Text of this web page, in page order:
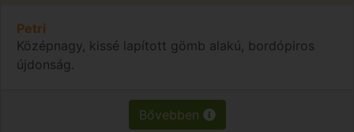
Petri
Középnagy, kissé lapított gömb alakú, bordópiros
újdonság.
Bővebben